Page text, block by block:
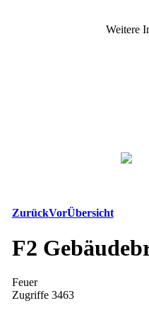
Weitere
ZurückVorÜbersicht
F2
Feuer
Zugriffe 3463